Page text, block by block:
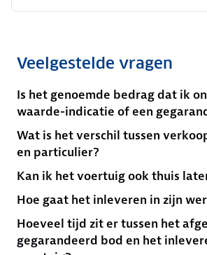
Veelgestelde vragen
Is het genoemde bedrag dat ik
waarde-indicatie of een
Wat is het verschil tussen
en particulier?
Kan ik het voertuig ook thuis
Hoe gaat het inleveren in zijn
Hoeveel tijd zit er tussen het
gegarandeerd bod en het